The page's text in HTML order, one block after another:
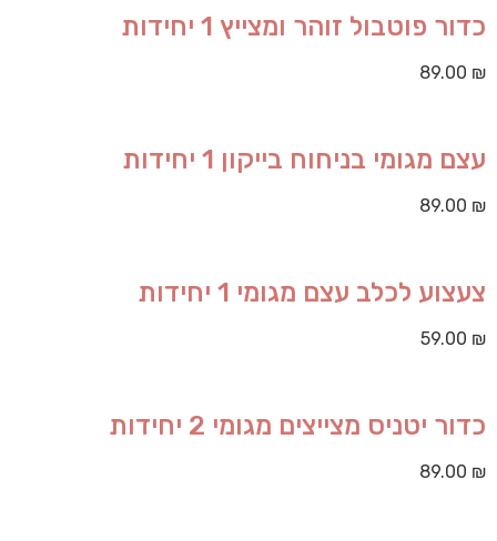
כדור פוטבול זוהר ומצייץ 1 יחידות
89.00 ₪
עצם מגומי בניחוח בייקון 1 יחידות
89.00 ₪
צעצוע לכלב עצם מגומי 1 יחידות
59.00 ₪
כדור יטניס מצייצים מגומי 2 יחידות
89.00 ₪